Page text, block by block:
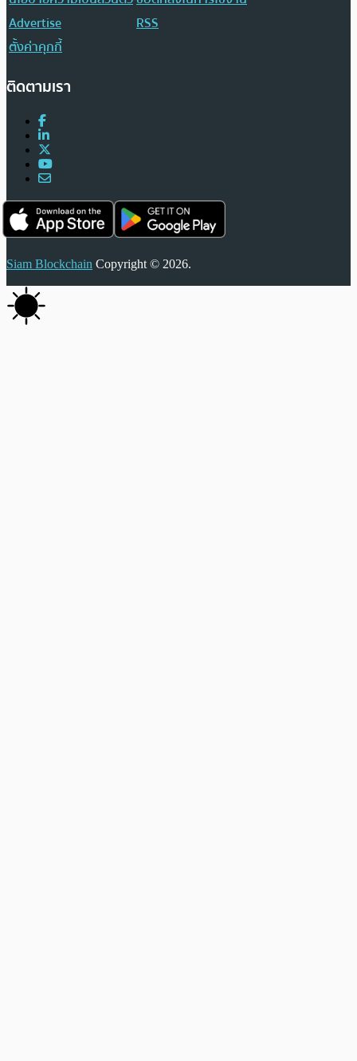
Advertise
RSS
ตั้งค่าคุกกี้
ติดตามเรา
Siam Blockchain Copyright © 2026.